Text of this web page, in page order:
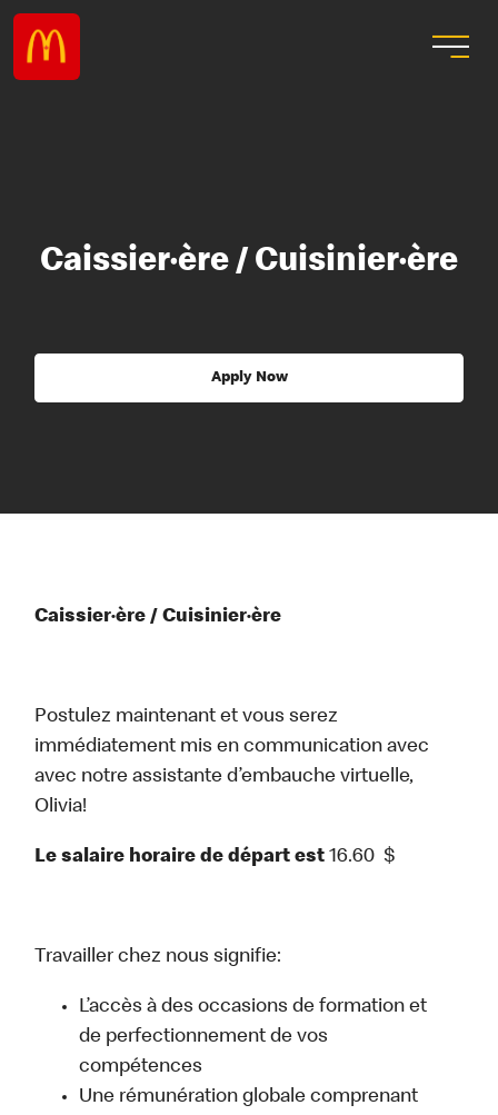
Caissier·ère / Cuisinier·ère
Apply Now
Caissier·ère / Cuisinier·ère
Postulez maintenant et vous serez
immédiatement mis en communication avec
avec notre assistante d’embauche virtuelle,
Olivia!
Le salaire horaire de départ est 16.60 $
Travailler chez nous signifie:
L’accès à des occasions de formation et
de perfectionnement de vos
compétences
Une rémunération globale comprenant